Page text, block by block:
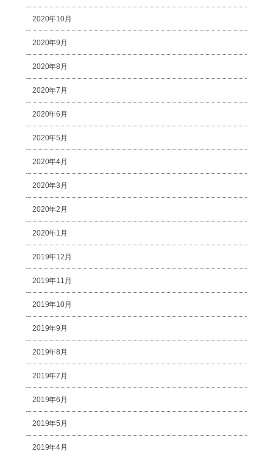
2020年10月
2020年9月
2020年8月
2020年7月
2020年6月
2020年5月
2020年4月
2020年3月
2020年2月
2020年1月
2019年12月
2019年11月
2019年10月
2019年9月
2019年8月
2019年7月
2019年6月
2019年5月
2019年4月